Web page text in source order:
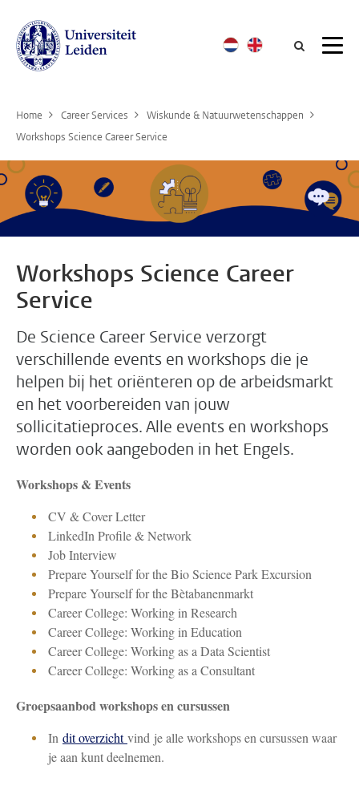
Home Career Services Wiskunde & Natuurwetenschappen
Workshops Science Career Service
Workshops Science Career
Service
De Science Career Service verzorgt
verschillende events en workshops die je
helpen bij het oriënteren op de arbeidsmarkt
en het voorbereiden van jouw
sollicitatieproces. Alle events en workshops
worden ook aangeboden in het Engels.
Workshops & Events
CV & Cover Letter
LinkedIn Profile & Network
Job Interview
Prepare Yourself for the Bio Science Park Excursion
Prepare Yourself for the Bètabanenmarkt
Career College: Working in Research
Career College: Working in Education
Career College: Working as a Data Scientist
Career College: Working as a Consultant
Groepsaanbod workshops en cursussen
In dit overzichtvind je alle workshops en cursussen waar
je aan kunt deelnemen.